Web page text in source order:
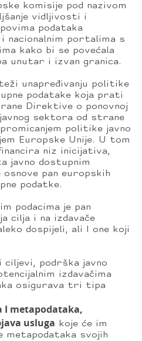
komisije pod nazivom
vidljivosti i
podataka
nacionalnim portalima s
kako bi se povećala
unutar i izvan granica.
unapređivanju politike
podatake koja prati
Direktive o ponovnoj
sektora od strane
politike javno
Europske Unije. U tom
niz inicijativa,
javno dostupnim
pan europskih
podatke.
podacima je pan
cilja i na izdavače
dospijeli, ali I one koji
ciljevi, podrška javno
izdavačima
osigurava tri tipa
I metapodataka,
usluga koje će im
metapodataka svojih